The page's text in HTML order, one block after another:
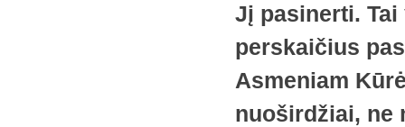
Jį pasinerti.
perskaičius
Asmeniam
nuoširdžiai, ne